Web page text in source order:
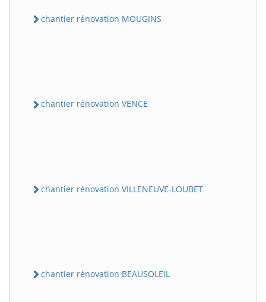
chantier rénovation MOUGINS
chantier rénovation VENCE
chantier rénovation VILLENEUVE-LOUBET
chantier rénovation BEAUSOLEIL